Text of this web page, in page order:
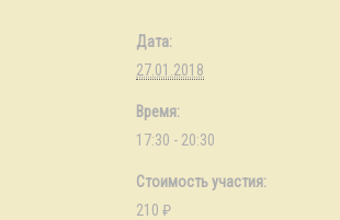
Дата:
27.01.2018
Время:
17:30 - 20:30
Стоимость участия:
210 ₽